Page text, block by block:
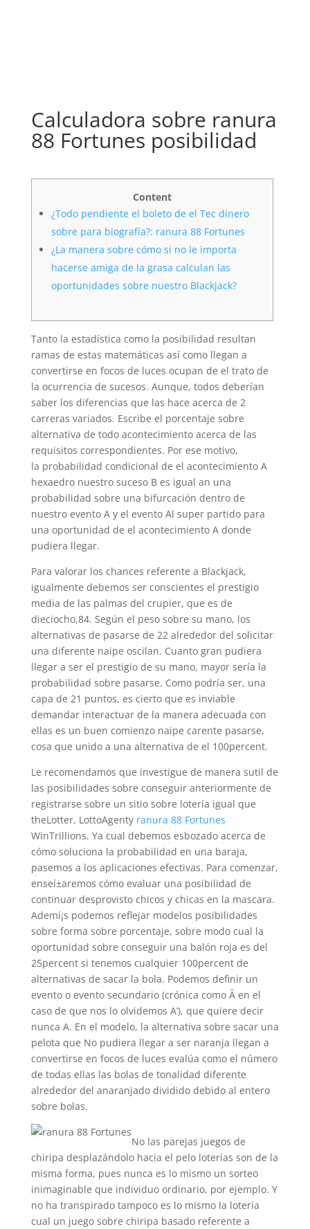
Calculadora sobre ranura
88 Fortunes posibilidad
Content
¿Todo pendiente el boleto de el Tec dinero
sobre para biografía?: ranura 88 Fortunes
¿La manera sobre cómo si no le importa
hacerse amiga de la grasa calculan las
oportunidades sobre nuestro Blackjack?
Tanto la estadística como la posibilidad resultan
ramas de estas matemáticas así­ como llegan a
convertirse en focos de luces ocupan de el trato de
la ocurrencia de sucesos. Aunque, todos deberían
saber los diferencias que las hace acerca de 2
carreras variados. Escribe el porcentaje sobre
alternativa de todo acontecimiento acerca de las
requisitos correspondientes. Por ese motivo,
la probabilidad condicional de el acontecimiento A
hexaedro nuestro suceso B es igual an una
probabilidad sobre una bifurcación dentro de
nuestro evento A y el evento Al super partido para
una oportunidad de el acontecimiento A donde
pudiera llegar.
Para valorar los chances referente a Blackjack,
igualmente debemos ser conscientes el prestigio
media de las palmas del crupier, que es de
dieciocho,84. Según el peso sobre su mano, los
alternativas de pasarse de 22 alrededor del solicitar
una diferente naipe oscilan. Cuanto gran pudiera
llegar a ser el prestigio de su mano, mayor sería la
probabilidad sobre pasarse. Como podrí­a ser, una
capa de 21 puntos, es cierto que es inviable
demandar interactuar de la manera adecuada con
ellas es un buen comienzo naipe carente pasarse,
cosa que unido a una alternativa de el 100percent.
Le recomendamos que investigue de manera sutil de
las posibilidades sobre conseguir anteriormente de
registrarse sobre un sitio sobre lotería igual que
theLotter, LottoAgenty ranura 88 Fortunes
WinTrillions. Ya cual debemos esbozado acerca de
cómo soluciona la probabilidad en una baraja,
pasemos a los aplicaciones efectivas. Para comenzar,
enseí±aremos cómo evaluar una posibilidad de
continuar desprovisto chicos y chicas en la mascara.
Ademí¡s podemos reflejar modelos posibilidades
sobre forma sobre porcentaje, sobre modo cual la
oportunidad sobre conseguir una balón roja es del
25percent si tenemos cualquier 100percent de
alternativas de sacar la bola. Podemos definir un
evento o evento secundario (crónica como Ā en el
caso de que nos lo olvidemos A’), que quiere decir
nunca A. En el modelo, la alternativa sobre sacar una
pelota que No pudiera llegar a ser naranja llegan a
convertirse en focos de luces evalúa como el número
de todas ellas las bolas de tonalidad diferente
alrededor del anaranjado dividido debido al entero
sobre bolas.
No las parejas juegos de
chiripa desplazándolo hacia el pelo loterías son de la
misma forma, pues nunca es lo mismo un sorteo
inimaginable que individuo ordinario, por ejemplo. Y
no ha transpirado tampoco es lo mismo la lotería
cual un juego sobre chiripa basado referente a